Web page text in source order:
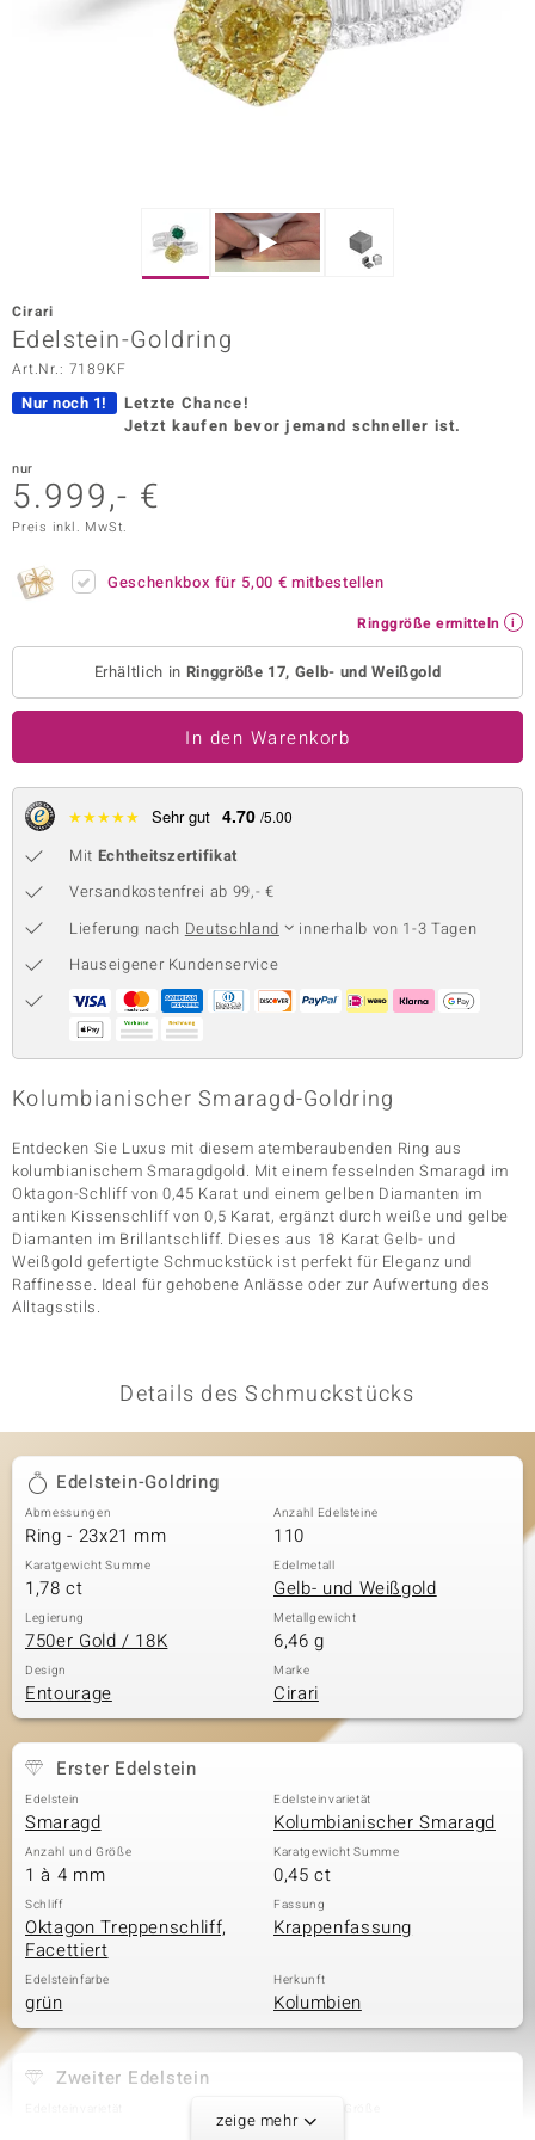
Vogue
Collection
BY DE MELO
Classics
Cirari
Edelstein-Goldring
Art.Nr.: 7189KF
Nur noch 1!
Letzte Chance!
Jetzt kaufen bevor jemand schneller ist.
nur
5.999,- €
Preis inkl. MwSt.
Geschenkbox für 5,00 € mitbestellen
Ringgröße ermitteln
Erhältlich in Ringgröße 17, Gelb- und Weißgold
In den Warenkorb
★★★★★ Sehr gut 4.70 /5.00
Mit Echtheitszertifikat
Versandkostenfrei ab 99,- €
Lieferung nach Deutschland
innerhalb von 1-3 Tagen
Hauseigener Kundenservice
Kolumbianischer Smaragd-Goldring
Entdecken Sie Luxus mit diesem atemberaubenden Ring aus
kolumbianischem Smaragdgold. Mit einem fesselnden Smaragd im
Oktagon-Schliff von 0,45 Karat und einem gelben Diamanten im
antiken Kissenschliff von 0,5 Karat, ergänzt durch weiße und gelbe
Diamanten im Brillantschliff. Dieses aus 18 Karat Gelb- und
Weißgold gefertigte Schmuckstück ist perfekt für Eleganz und
Raffinesse. Ideal für gehobene Anlässe oder zur Aufwertung des
Alltagsstils.
Details des Schmuckstücks
Edelstein-Goldring
Abmessungen
Ring - 23x21 mm
Anzahl Edelsteine
110
Karatgewicht Summe
1,78 ct
Edelmetall
Gelb- und Weißgold
Legierung
750er Gold / 18K
Metallgewicht
6,46 g
Design
Entourage
Marke
Cirari
Erster Edelstein
Edelstein
Smaragd
Edelsteinvarietät
Kolumbianischer Smaragd
Anzahl und Größe
1 à 4 mm
Karatgewicht Summe
0,45 ct
Schliff
Oktagon Treppenschliff,
Facettiert
Fassung
Krappenfassung
Edelsteinfarbe
grün
Herkunft
Kolumbien
Zweiter Edelstein
1 à 4 mm
zeige mehr